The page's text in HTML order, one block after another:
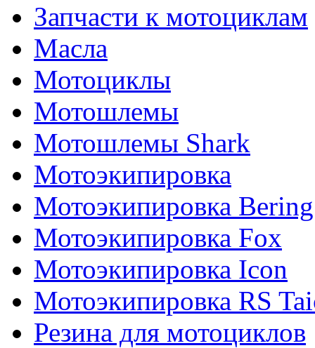
Запчасти к мотоциклам
Масла
Мотоциклы
Мотошлемы
Мотошлемы Shark
Мотоэкипировка
Мотоэкипировка Bering
Мотоэкипировка Fox
Мотоэкипировка Icon
Мотоэкипировка RS
Резина для мотоциклов